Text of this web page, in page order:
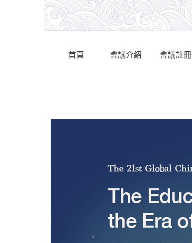
首頁 會議介紹 會議註冊
‹